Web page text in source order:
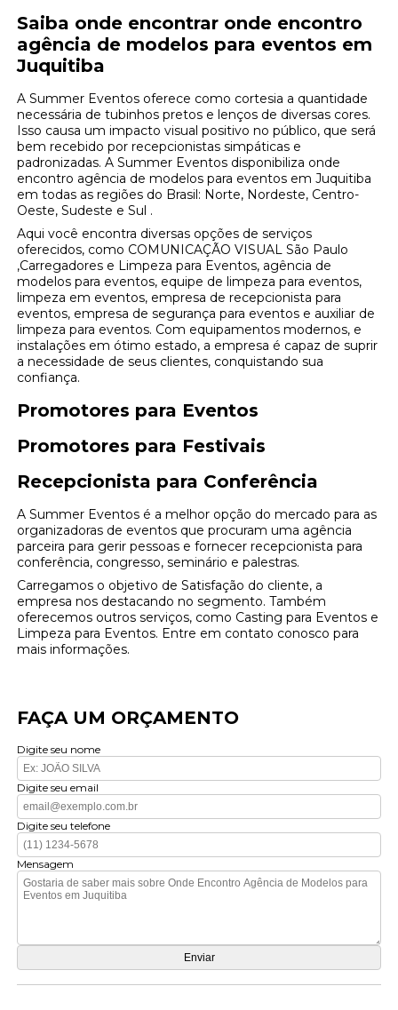
Saiba onde encontrar onde encontro
agência de modelos para eventos em
Juquitiba
A Summer Eventos oferece como cortesia a quantidade
necessária de tubinhos pretos e lenços de diversas cores.
Isso causa um impacto visual positivo no público, que será
bem recebido por recepcionistas simpáticas e
padronizadas. A Summer Eventos disponibiliza onde
encontro agência de modelos para eventos em Juquitiba
em todas as regiões do Brasil: Norte, Nordeste, Centro-
Oeste, Sudeste e Sul .
Aqui você encontra diversas opções de serviços
oferecidos, como COMUNICAÇÃO VISUAL São Paulo
,Carregadores e Limpeza para Eventos, agência de
modelos para eventos, equipe de limpeza para eventos,
limpeza em eventos, empresa de recepcionista para
eventos, empresa de segurança para eventos e auxiliar de
limpeza para eventos. Com equipamentos modernos, e
instalações em ótimo estado, a empresa é capaz de suprir
a necessidade de seus clientes, conquistando sua
confiança.
Promotores para Eventos
Promotores para Festivais
Recepcionista para Conferência
A Summer Eventos é a melhor opção do mercado para as
organizadoras de eventos que procuram uma agência
parceira para gerir pessoas e fornecer recepcionista para
conferência, congresso, seminário e palestras.
Carregamos o objetivo de Satisfação do cliente, a
empresa nos destacando no segmento. Também
oferecemos outros serviços, como Casting para Eventos e
Limpeza para Eventos. Entre em contato conosco para
mais informações.
FAÇA UM ORÇAMENTO
Digite seu nome
Digite seu email
Digite seu telefone
Mensagem